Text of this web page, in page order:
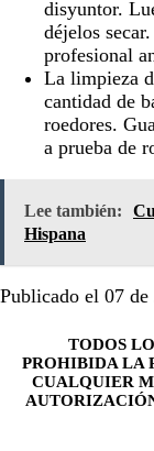
disyuntor.
déjelos
profesional
La limpieza
cantidad de
roedores.
a prueba de
Lee también:
Hispana
Publicado el 07 de
TODOS
PROHIBIDA LA
CUALQUIER